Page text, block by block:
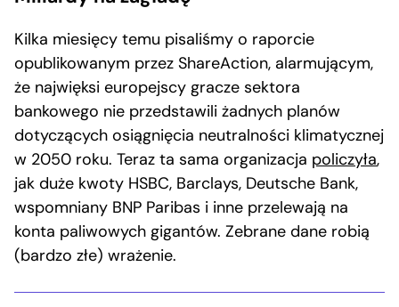
Kilka miesięcy temu pisaliśmy o raporcie
opublikowanym przez ShareAction, alarmującym,
że najwięksi europejscy gracze sektora
bankowego nie przedstawili żadnych planów
dotyczących osiągnięcia neutralności klimatycznej
w 2050 roku. Teraz ta sama organizacja policzyła,
jak duże kwoty HSBC, Barclays, Deutsche Bank,
wspomniany BNP Paribas i inne przelewają na
konta paliwowych gigantów. Zebrane dane robią
(bardzo złe) wrażenie.